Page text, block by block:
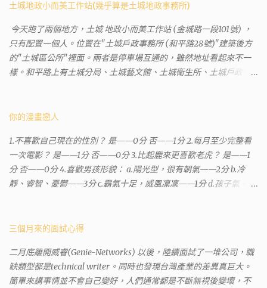
土城地政小而美工作站(幾乎算是土城地政事務所)
今天跑了兩個地方，土城 地政小而美工作站 (金城路一段101號) ，
只有配置一個人。位置在"土城戶政事務所 (和平路28號)"建築後方
的"土城區公所"裡面。兩者是停車場互通的，雖然地址看起來不一
樣。和平路上有土城分局、土城藝文館、土城衛生所、土城戶政事
沒有正式的地政事務所，只有地政小而美工作站 ，也已經能處理大
到以後還真嚇了一跳，這一看就有問題。要是我拿著那不被承認、
有問題的幽靈合約恐怕還調不到資源。但我不知道審判時法官會不
會去調閱這些資料。因為沒把握每個法官或檢察官都公正細心，在
案牘勞形中，會願意為了這種小人物受害案件去挖出更大的黑幕。
市板橋地政事務所 )去取得。不過實際到了現場發現還是需要法院的
件的租客。 在這過程中我覺得很像行走於沙漠的求生者，在一個小
綠洲受到指引要繼續往某個方向才能脫離沙漠。當我不幸受到詐騙
你的漫畫戀人
1.不喜歡自己現在的性別？ 是——0分 否——1分 2.每月至少完整看
一次電影？ 是——1分 否——0分 3.比起鹿來更喜歡老虎？ 是——1
分 否——0分 4.喜歡男孩形貌： a.陽光型，很有朝氣——2分 b.冷
靜、睿智、憂鬱——3分 c.霸氣十足，威風凜凜——1分 d.孩子氣，十
——1分 6.希望戀人的姓氏： a.大眾化——1分 b.罕見，古色古香的複
活動喜歡參加： a.整場籃球比賽——1分 b.打一下午檯球——3分 c.正
式的舞會——4分 d.猜謎或搶答——2分 8.橡皮與立可白，更常用：
橡皮——1分 立可白——0分 9.喜歡下列哪一種顏色搭配： a.紅加黑
三個月來的面試心得
二月底離開威睿(Genie-Networks) 以後，陸續面試了一堆公司，職
缺類型都是technical writer。同時也發現台灣產業的差異真巨大。
簡單來講事情並不會自己變好，人們通常都是不斷無視後變壞，不